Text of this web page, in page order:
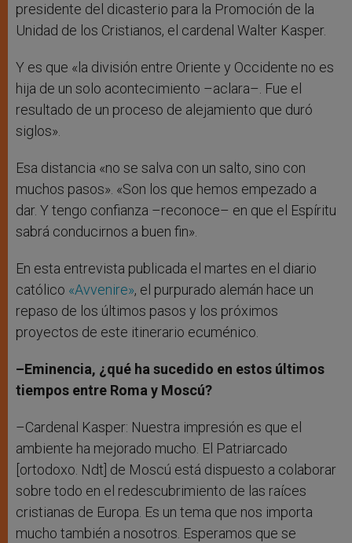
presidente del dicasterio para la Promoción de la
Unidad de los Cristianos, el cardenal Walter Kasper.
Y es que «la división entre Oriente y Occidente no es
hija de un solo acontecimiento –aclara–. Fue el
resultado de un proceso de alejamiento que duró
siglos».
Esa distancia «no se salva con un salto, sino con
muchos pasos». «Son los que hemos empezado a
dar. Y tengo confianza –reconoce– en que el Espíritu
sabrá conducirnos a buen fin».
En esta entrevista publicada el martes en el diario
católico «Avvenire», el purpurado alemán hace un
repaso de los últimos pasos y los próximos
proyectos de este itinerario ecuménico.
–Eminencia, ¿qué ha sucedido en estos últimos
tiempos entre Roma y Moscú?
–Cardenal Kasper: Nuestra impresión es que el
ambiente ha mejorado mucho. El Patriarcado
[ortodoxo. Ndt] de Moscú está dispuesto a colaborar
sobre todo en el redescubrimiento de las raíces
cristianas de Europa. Es un tema que nos importa
mucho también a nosotros. Esperamos que se